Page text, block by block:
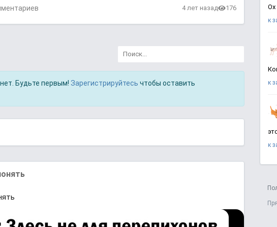
4 лет назад 176
Будьте первым! Зарегистрируйтесь чтобы оставить
Ох
к
к
к